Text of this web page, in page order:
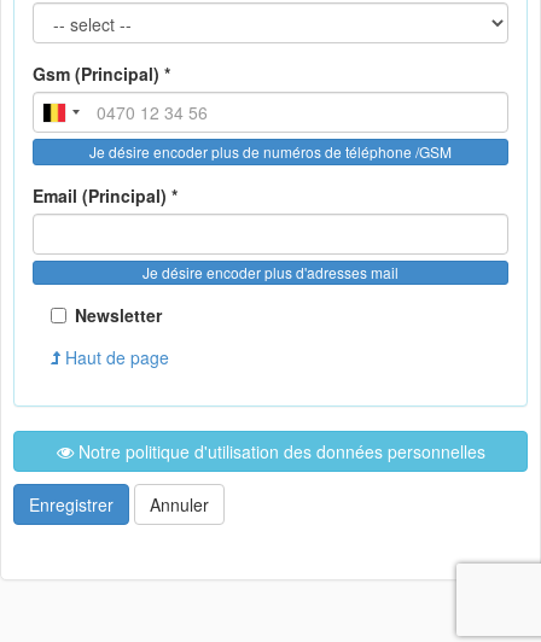
Gsm (Principal) *
Je désire encoder plus de numéros de téléphone /GSM
Email (Principal) *
Je désire encoder plus d'adresses mail
Newsletter
Haut de page
Notre politique d'utilisation des données personnelles
Enregistrer Annuler